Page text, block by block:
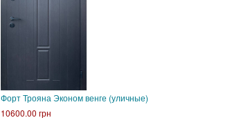
Форт Трояна Эконом венге (уличные)
10600.00 грн